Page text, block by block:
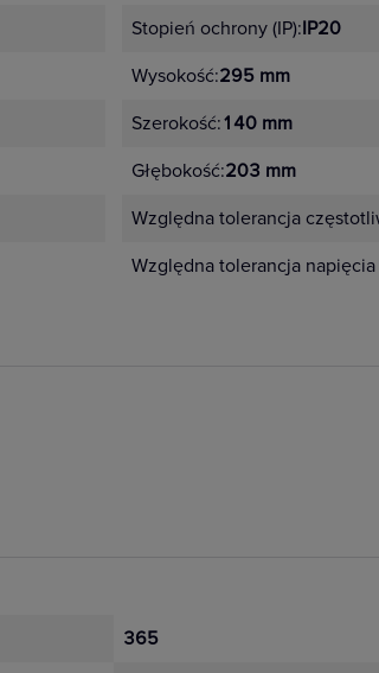
zadawane pytania
Jakim zakresem
modułowym 5TT58?
W modułowych stycznikach
sterujących. W zależności
Stopień ochrony (IP):IP20
Wysokość:295 mm
Szerokość:140 mm
Głębokość:203 mm
Względna tolerancja
Względna tolerancja
365